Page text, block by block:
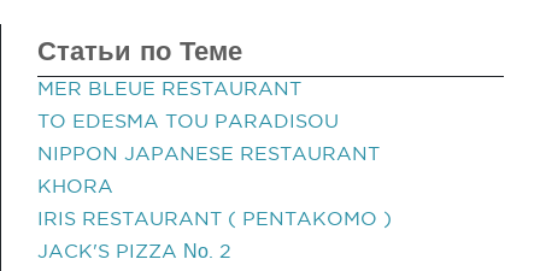
Статьи по Теме
MER BLEUE RESTAURANT
TO EDESMA TOU PARADISOU
NIPPON JAPANESE RESTAURANT
KHORA
IRIS RESTAURANT ( PENTAKOMO )
JACK'S PIZZA Νο. 2